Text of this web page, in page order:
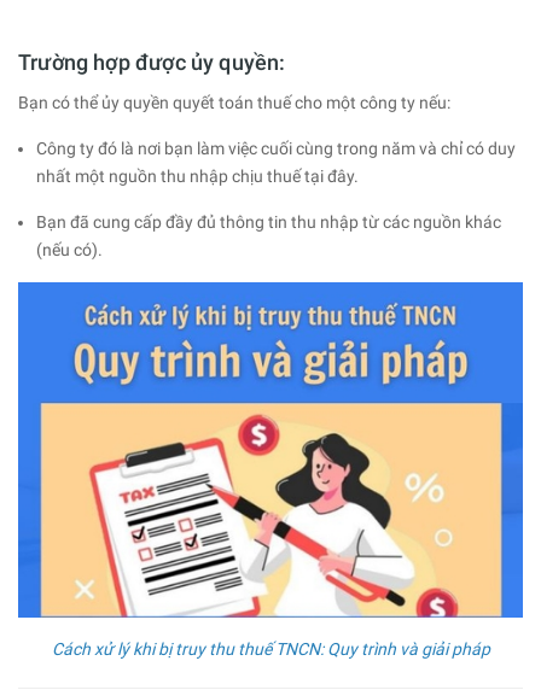
Trường hợp được ủy quyền:
Bạn có thể ủy quyền quyết toán thuế cho một công ty nếu:
Công ty đó là nơi bạn làm việc cuối cùng trong năm và chỉ có duy
nhất một nguồn thu nhập chịu thuế tại đây.
Bạn đã cung cấp đầy đủ thông tin thu nhập từ các nguồn khác
(nếu có).
Cách xử lý khi bị truy thu thuế TNCN: Quy trình và giải pháp